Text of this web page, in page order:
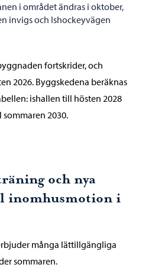
i området ändras i oktober,
invigs och Ishockeyvägen
fortskrider, och
2026. Byggskedena beräknas
ishallen till hösten 2028
2030.
och nya
inomhusmotion i
många lättillgängliga
sommaren.